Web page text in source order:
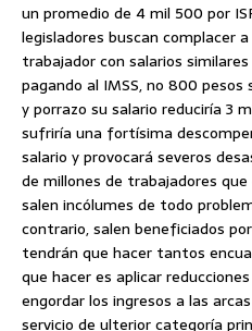
un promedio de 4 mil 500 por
legisladores buscan complacer
trabajador con salarios
pagando al IMSS, no 800
y porrazo su salario reduciría 3
sufriría una fortísima
salario y provocará severos
de millones de trabajadores
salen incólumes de todo
contrario, salen beneficiados
tendrán que hacer tantos
que hacer es aplicar
engordar los ingresos a las
servicio de ulterior categoría